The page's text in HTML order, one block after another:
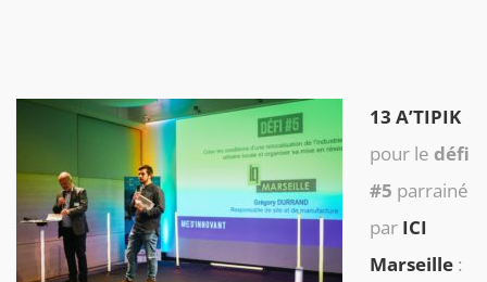
13 A’TIPIK
pour le défi
#5 parrainé
par ICI
Marseille :